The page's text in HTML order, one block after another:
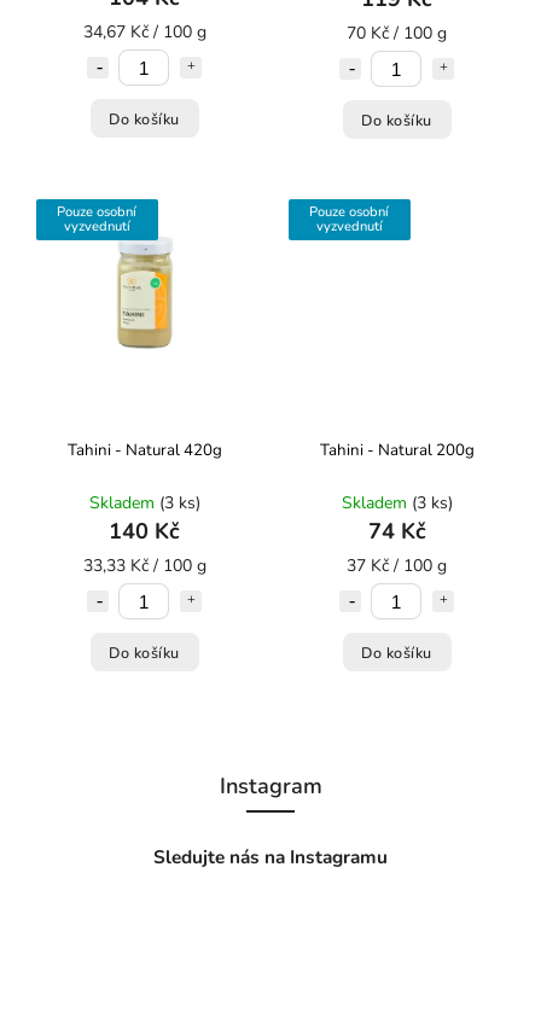
34,67 Kč / 100 g
Do košíku
70 Kč / 100 g
Do košíku
Pouze osobní
vyzvednutí
Tahini - Natural 420g
Skladem (3 ks)
140 Kč
33,33 Kč / 100 g
Do košíku
Pouze osobní
vyzvednutí
Tahini - Natural 200g
Skladem (3 ks)
74 Kč
37 Kč / 100 g
Do košíku
Instagram
Sledujte nás na Instagramu